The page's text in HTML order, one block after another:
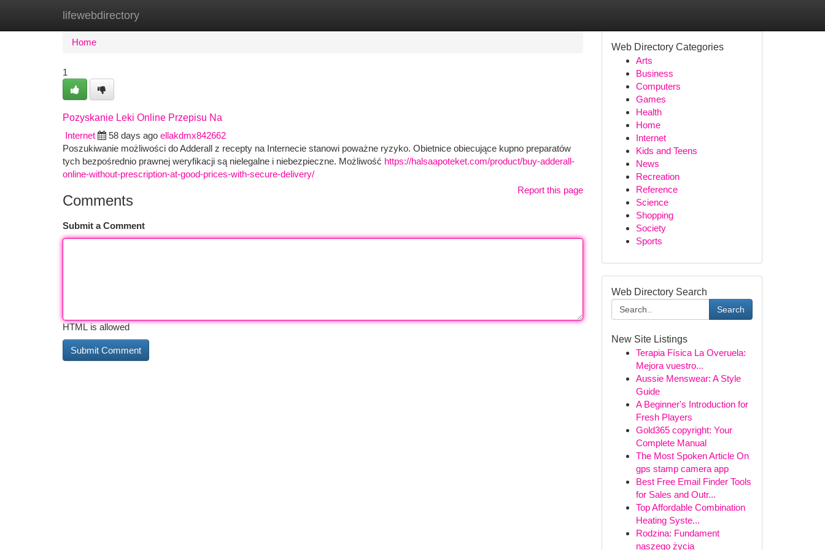
lifewebdirectory
Home New Site Listings
Home
1
Pozyskanie Leki Online Przepisu Na
Internet
58 days ago ellakdmx842662
Poszukiwanie możliwości do Adderall z recepty na Internecie stanowi poważne ryzyko. Obietnice obiecujące kupno preparatów
tych bezpośrednio prawnej weryfikacji są nielegalne i niebezpieczne. Możliwość https://halsaapoteket.com/product/buy-adderall-
online-without-prescription-at-good-prices-with-secure-delivery/
Report this page
Comments
Submit a Comment
HTML is allowed
Web Directory Categories
Arts
Business
Computers
Games
Health
Home
Internet
Kids and Teens
News
Recreation
Reference
Science
Shopping
Society
Sports
Web Directory Search
Search
New Site Listings
Terapia Física La Overuela:
Mejora vuestro...
Aussie Menswear: A Style
Guide
A Beginner's Introduction for
Fresh Players
Gold365 copyright: Your
Complete Manual
The Most Spoken Article On
gps stamp camera app
Best Free Email Finder Tools
for Sales and Outr...
Top Affordable Combination
Heating Syste...
Rodzina: Fundament
naszego życia